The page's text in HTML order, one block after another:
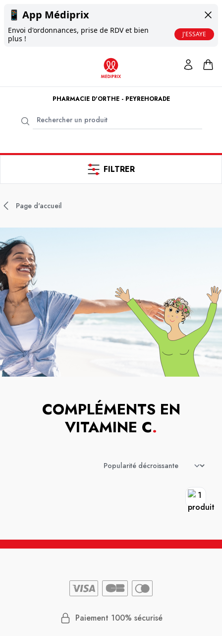
📱 App Médiprix
Envoi d'ordonnances, prise de RDV et bien
plus !
J'ESSAYE
PHARMACIE D'ORTHE - PEYREHORADE
FILTRER
Page d'accueil
COMPLÉMENTS EN
VITAMINE C.
Paiement 100% sécurisé